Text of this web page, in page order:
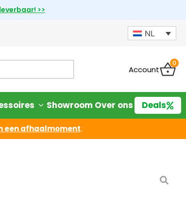
>>
NL
Account
0
Showroom Over ons Deals
een afhaalmoment.
Zonnepaneel